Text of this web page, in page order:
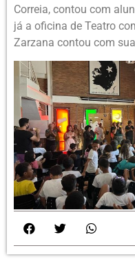
Correia, contou com
já a oficina de Teatro
Zarzana contou com